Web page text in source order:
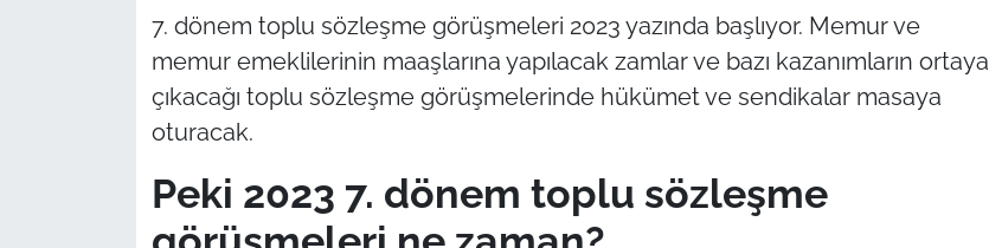
7. dönem toplu sözleşme görüşmeleri 2023 yazında başlıyor. Memur ve
memur emeklilerinin maaşlarına yapılacak zamlar ve bazı kazanımların ortaya
çıkacağı toplu sözleşme görüşmelerinde hükümet ve sendikalar masaya
oturacak.
Peki 2023 7. dönem toplu sözleşme